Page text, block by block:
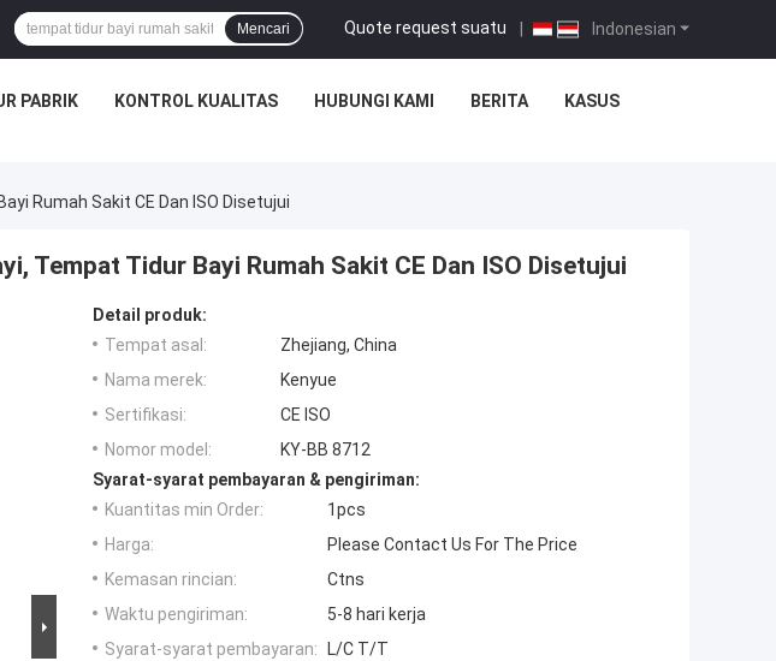
Indonesian
Quote request suatu |
Mencari
PABRIK KONTROL KUALITAS HUBUNGI KAMI BERITA KASUS
Rumah Sakit CE Dan ISO Disetujui
Tempat Tidur Bayi Rumah Sakit CE Dan ISO Disetujui
Detail produk:
Tempat asal:
Zhejiang, China
Nama merek:
Kenyue
Sertifikasi:
CE ISO
Nomor model:
KY-BB 8712
Syarat-syarat pembayaran & pengiriman:
Kuantitas min Order:
1pcs
Harga:
Please Contact Us For The Price
Kemasan rincian:
Ctns
Waktu pengiriman:
5-8 hari kerja
Syarat-syarat pembayaran:
L/C T/T